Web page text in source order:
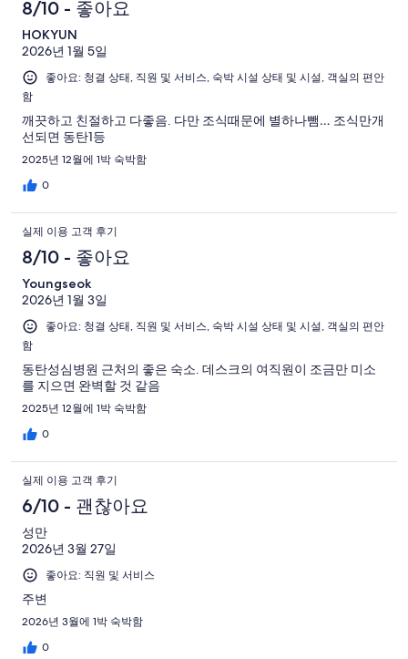
8/10 - 좋아요
HOKYUN
2026년 1월 5일
좋아요: 청결 상태, 직원 및 서비스, 숙박 시설 상태 및 시설, 객실의 편안
함
깨끗하고 친절하고 다좋음. 다만 조식때문에 별하나뺌… 조식만개
선되면 동탄1등
2025년 12월에 1박 숙박함
0
실제 이용 고객 후기
8/10 - 좋아요
Youngseok
2026년 1월 3일
좋아요: 청결 상태, 직원 및 서비스, 숙박 시설 상태 및 시설, 객실의 편안
함
동탄성심병원 근처의 좋은 숙소. 데스크의 여직원이 조금만 미소
를 지으면 완벽할 것 같음
2025년 12월에 1박 숙박함
0
실제 이용 고객 후기
6/10 - 괜찮아요
성만
2026년 3월 27일
좋아요: 직원 및 서비스
주변
2026년 3월에 1박 숙박함
0